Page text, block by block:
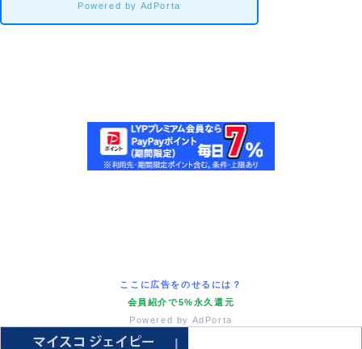
Powered by AdPorta
ここに広告をのせるには？
会員紹介で5%永久還元
Powered by AdPorta